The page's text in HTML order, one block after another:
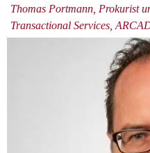
Thomas Portmann, Prokurist
Transactional Services,